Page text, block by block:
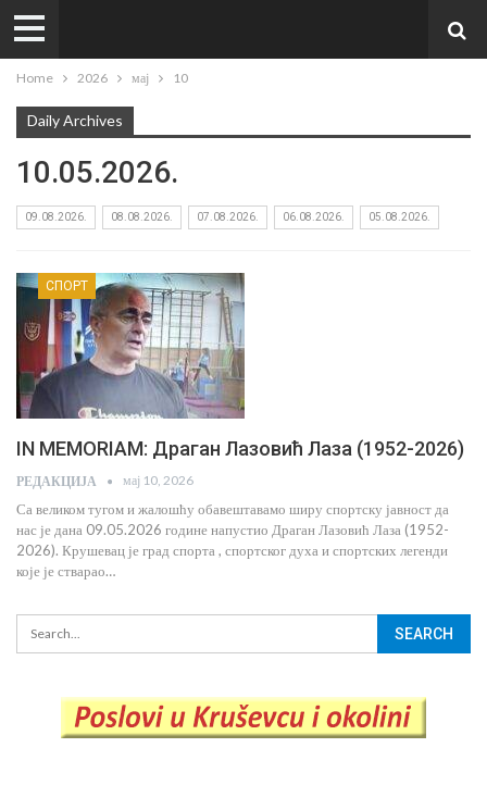
Home 2026 мај 10
Daily Archives
10.05.2026.
09.08.2026. 08.08.2026. 07.08.2026. 06.08.2026. 05.08.2026.
СПОРТ
IN MEMORIAM: Драган Лазовић Лаза (1952-2026)
РЕДАКЦИЈА мај 10, 2026
Са великом тугом и жалошћу обавештавамо ширу спортску јавност да
нас је дана 09.05.2026 године напустио Драган Лазовић Лаза (1952-
2026). Крушевац је град спорта , спортског духа и спортских легенди
које је стварао…